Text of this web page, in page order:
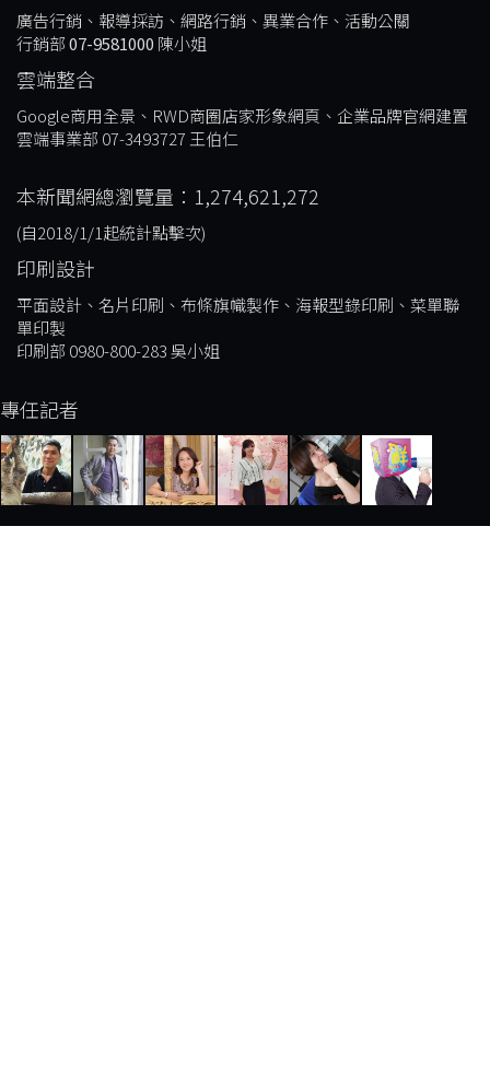
廣告行銷、報導採訪、網路行銷、異業合作、活動公關
行銷部07-9581000 陳小姐
雲端整合
Google商用全景、RWD商圈店家形象網頁、企業品牌官網建置
雲端事業部 07-3493727 王伯仁
本新聞網總瀏覽量：1,274,621,272
(自2018/1/1起統計點擊次)
印刷設計
平面設計、名片印刷、布條旗幟製作、海報型錄印刷、菜單聯
單印製
印刷部 0980-800-283 吳小姐
專任記者